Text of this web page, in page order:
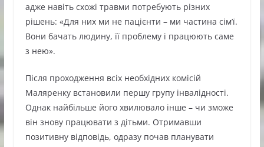
адже навіть схожі травми потребують різних
рішень: «Для них ми не пацієнти – ми частина сім’ї.
Вони бачать людину, її проблему і працюють саме
з нею».
Після проходження всіх необхідних комісій
Маляренку встановили першу групу інвалідності.
Однак найбільше його хвилювало інше – чи зможе
він знову працювати з дітьми. Отримавши
позитивну відповідь, одразу почав планувати